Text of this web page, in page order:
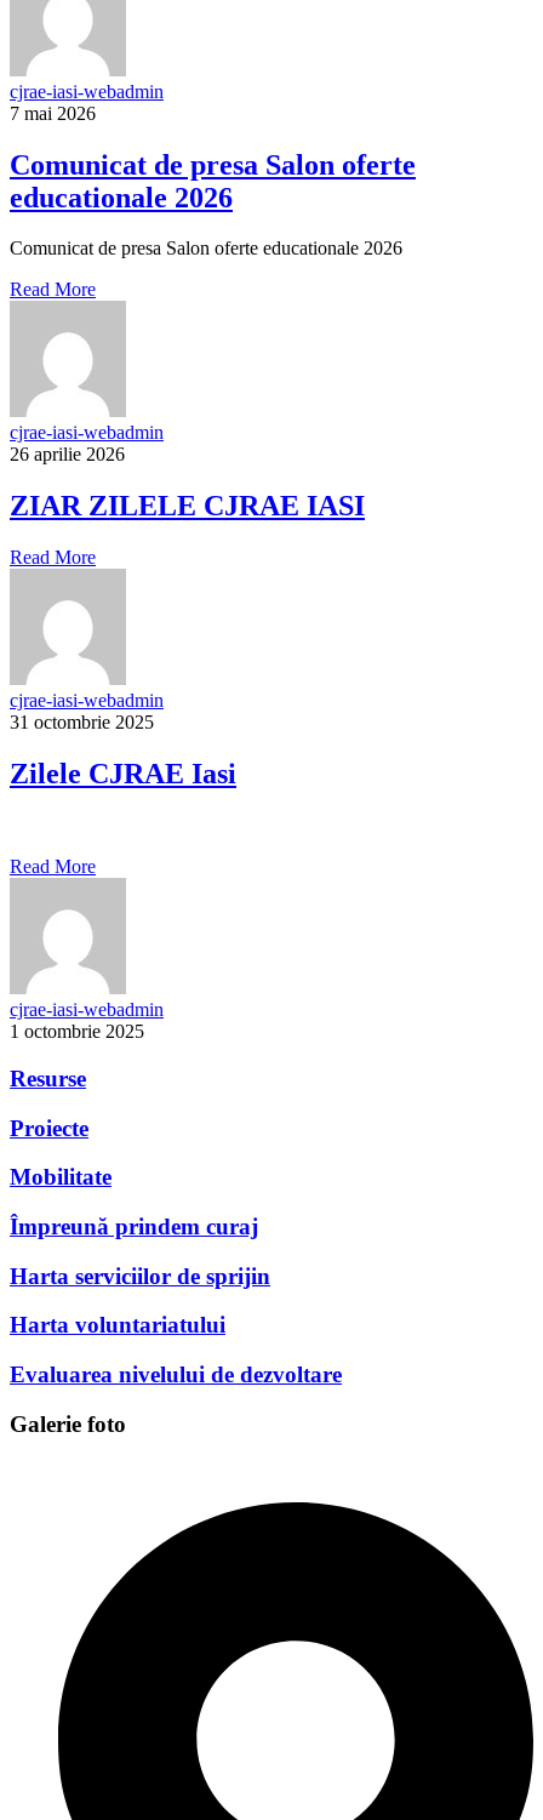
cjrae-iasi-webadmin
7 mai 2026
Comunicat de presa Salon oferte
educationale 2026
Comunicat de presa Salon oferte educationale 2026
Read More
cjrae-iasi-webadmin
26 aprilie 2026
ZIAR ZILELE CJRAE IASI
Read More
cjrae-iasi-webadmin
31 octombrie 2025
Zilele CJRAE Iasi
Read More
cjrae-iasi-webadmin
1 octombrie 2025
Resurse
Proiecte
Mobilitate
Împreună prindem curaj
Harta serviciilor de sprijin
Harta voluntariatului
Evaluarea nivelului de dezvoltare
Galerie foto